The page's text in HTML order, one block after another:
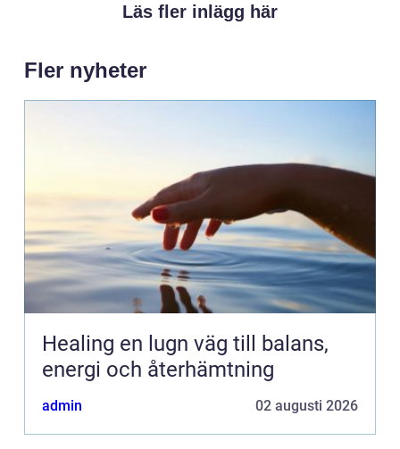
Läs fler inlägg här
Fler nyheter
Healing en lugn väg till balans,
energi och återhämtning
admin 02 augusti 2026